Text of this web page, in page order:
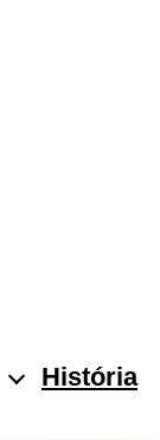
História